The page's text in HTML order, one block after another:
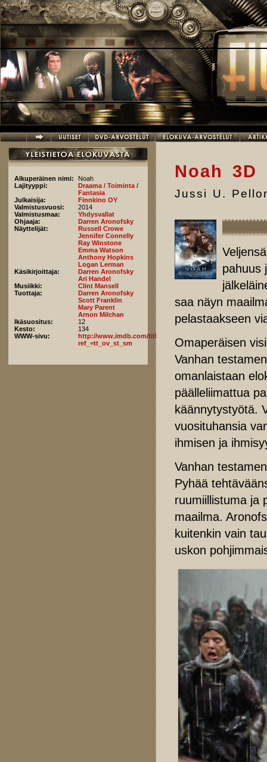
Hyppää pääsisältöön
Alkuperäinen nimi:
Noah
Lajityyppi:
Draama / Toiminta /
Fantasia
Julkaisija:
Finnkino OY
Valmistusvuosi:
2014
Valmistusmaa:
Yhdysvallat
Ohjaaja:
Darren Aronofsky
Näyttelijät:
Russell Crowe
Jennifer Connelly
Ray Winstone
Emma Watson
Anthony Hopkins
Logan Lerman
Käsikirjoittaja:
Darren Aronofsky
Ari Handel
Musiikki:
Clint Mansell
Tuottaja:
Darren Aronofsky
Scott Franklin
Mary Parent
Arnon Milchan
Ikäsuositus:
12
Kesto:
134
WWW-sivu:
http://www.imdb.com/title/tt1959490/fullcredits?
ref_=tt_ov_st_sm
Noah 3D
Jussi U.
pahuus
saa näyn
pelastaakseen
Omaperäisen
Vanhan
omanlaistaan
päälleliimattua
käännytystyötä.
vuosituhansia
ihmisen ja
Vanhan
Pyhää
ruumiillistuma ja
maailma.
kuitenkin vain
uskon